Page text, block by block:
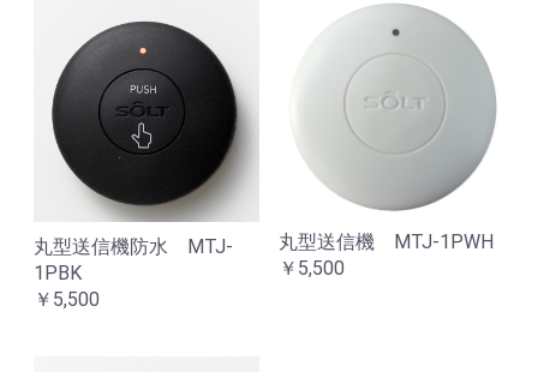
丸型送信機防水 MTJ-
1PBK
￥5,500
丸型送信機 MTJ-1PWH
￥5,500